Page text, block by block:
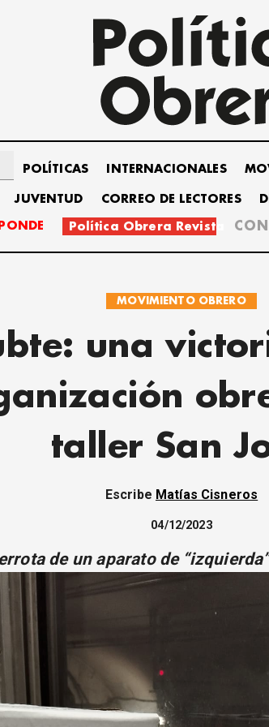
POLÍTICAS INTERNACIONALES
JUVENTUD CORREO DE LECTORES
Política Obrera Revista
MOVIMIENTO OBRERO
una
taller San
Escribe Matías Cisneros
04/12/2023
de un aparato de